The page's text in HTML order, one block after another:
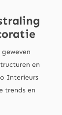
en
Interieurs
trends en